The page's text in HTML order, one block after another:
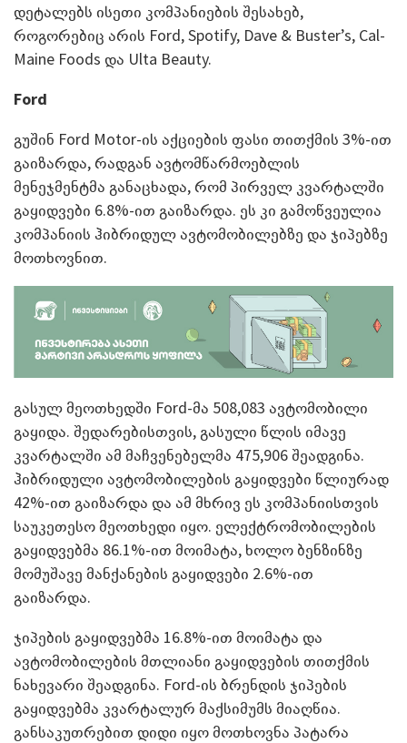
დეტალებს ისეთი კომპანიების შესახებ,
როგორებიც არის Ford, Spotify, Dave & Buster’s, Cal-
Maine Foods და Ulta Beauty.
Ford
გუშინ Ford Motor-ის აქციების ფასი თითქმის 3%-ით
გაიზარდა, რადგან ავტომწარმოებლის
მენეჯმენტმა განაცხადა, რომ პირველ კვარტალში
გაყიდვები 6.8%-ით გაიზარდა. ეს კი გამოწვეულია
კომპანიის ჰიბრიდულ ავტომობილებზე და ჯიპებზე
მოთხოვნით.
გასულ მეოთხედში Ford-მა 508,083 ავტომობილი
გაყიდა. შედარებისთვის, გასული წლის იმავე
კვარტალში ამ მაჩვენებელმა 475,906 შეადგინა.
ჰიბრიდული ავტომობილების გაყიდვები წლიურად
42%-ით გაიზარდა და ამ მხრივ ეს კომპანიისთვის
საუკეთესო მეოთხედი იყო. ელექტრომობილების
გაყიდვებმა 86.1%-ით მოიმატა, ხოლო ბენზინზე
მომუშავე მანქანების გაყიდვები 2.6%-ით
გაიზარდა.
ჯიპების გაყიდვებმა 16.8%-ით მოიმატა და
ავტომობილების მთლიანი გაყიდვების თითქმის
ნახევარი შეადგინა. Ford-ის ბრენდის ჯიპების
გაყიდვებმა კვარტალურ მაქსიმუმს მიაღწია.
განსაკუთრებით დიდი იყო მოთხოვნა პატარა